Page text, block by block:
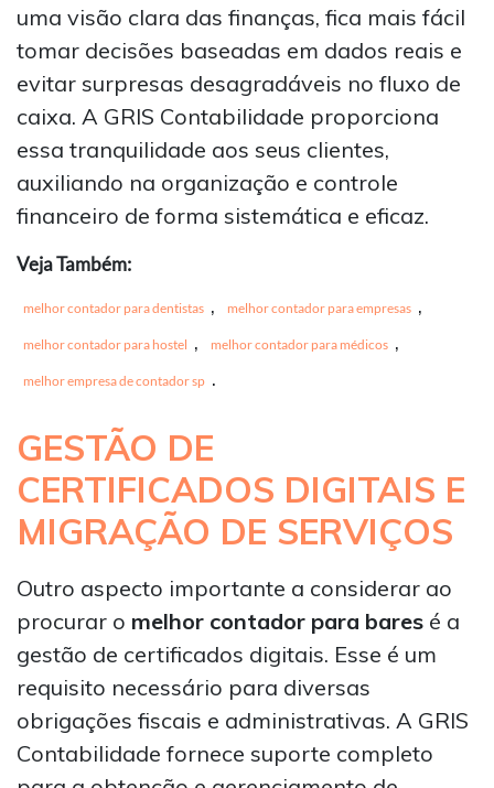
uma visão clara das finanças, fica mais fácil
tomar decisões baseadas em dados reais e
evitar surpresas desagradáveis no fluxo de
caixa. A GRIS Contabilidade proporciona
essa tranquilidade aos seus clientes,
auxiliando na organização e controle
financeiro de forma sistemática e eficaz.
Veja Também:
melhor contador para dentistas , melhor contador para empresas ,
melhor contador para hostel , melhor contador para médicos ,
melhor empresa de contador sp .
GESTÃO DE
CERTIFICADOS DIGITAIS E
MIGRAÇÃO DE SERVIÇOS
Outro aspecto importante a considerar ao
procurar o melhor contador para bares é a
gestão de certificados digitais. Esse é um
requisito necessário para diversas
obrigações fiscais e administrativas. A GRIS
Contabilidade fornece suporte completo